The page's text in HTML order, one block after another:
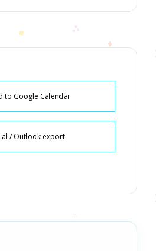
to Google Calendar
/ Outlook export